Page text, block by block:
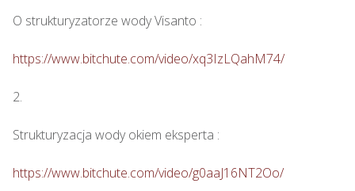
O strukturyzatorze wody Visanto :
https://www.bitchute.com/video/xq3IzLQahM74/
2.
Strukturyzacja wody okiem eksperta :
https://www.bitchute.com/video/g0aaJ16NT2Oo/